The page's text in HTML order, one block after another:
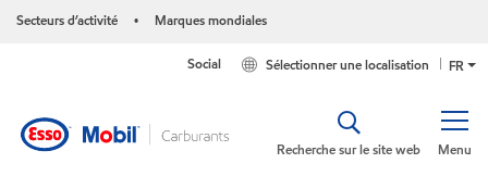
Secteurs d’activité • Marques mondiales
FR
Sélectionner une localisation
Social
Menu
Recherche sur le site web